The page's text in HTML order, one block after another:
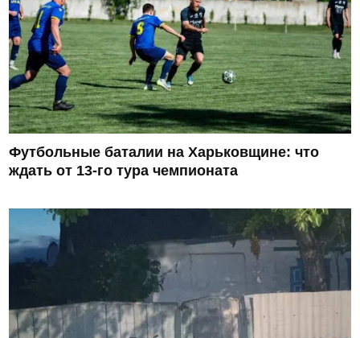
Футбольные баталии на Харьковщине: что
ждать от 13-го тура чемпионата